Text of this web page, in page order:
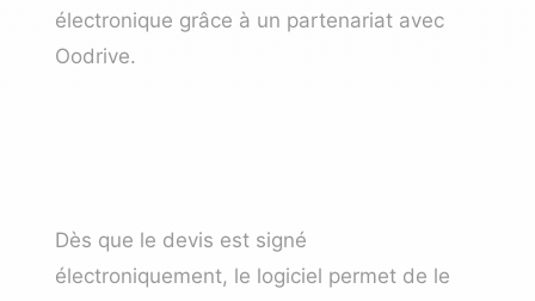
électronique grâce à un partenariat avec
Oodrive.
Dès que le devis est signé
électroniquement, le logiciel permet de le